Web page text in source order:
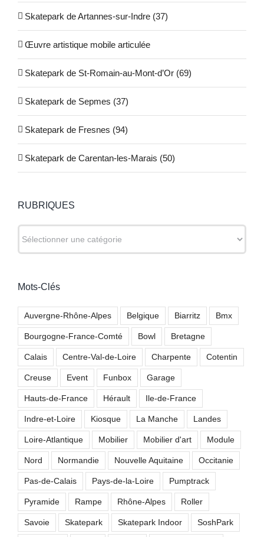
Skatepark de Artannes-sur-Indre (37)
Œuvre artistique mobile articulée
Skatepark de St-Romain-au-Mont-d’Or (69)
Skatepark de Sepmes (37)
Skatepark de Fresnes (94)
Skatepark de Carentan-les-Marais (50)
RUBRIQUES
Mots-Clés
Auvergne-Rhône-Alpes Belgique Biarritz Bmx
Bourgogne-France-Comté Bowl Bretagne
Calais Centre-Val-de-Loire Charpente Cotentin
Creuse Event Funbox Garage
Hauts-de-France Hérault Ile-de-France
Indre-et-Loire Kiosque La Manche Landes
Loire-Atlantique Mobilier Mobilier d'art Module
Nord Normandie Nouvelle Aquitaine Occitanie
Pas-de-Calais Pays-de-la-Loire Pumptrack
Pyramide Rampe Rhône-Alpes Roller
Savoie Skatepark Skatepark Indoor SoshPark